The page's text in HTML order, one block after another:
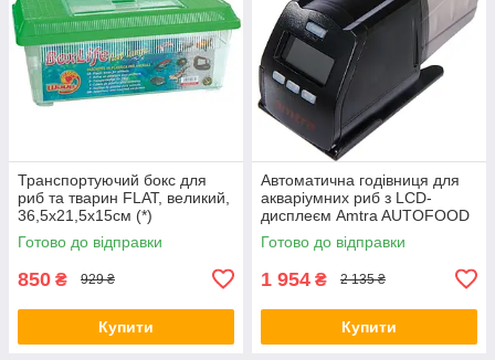
Транспортуючий бокс для
риб та тварин FLAT, великий,
36,5x21,5x15см (*)
Готово до відправки
850 ₴ 929 ₴
Купити
Автоматична годівниця для
акваріумних риб з LCD-
дисплеєм Amtra AUTOFOOD
DELUXE LCD 14,5*6,7*6 см
(*)
Готово до відправки
1 954 ₴ 2 135 ₴
Купити